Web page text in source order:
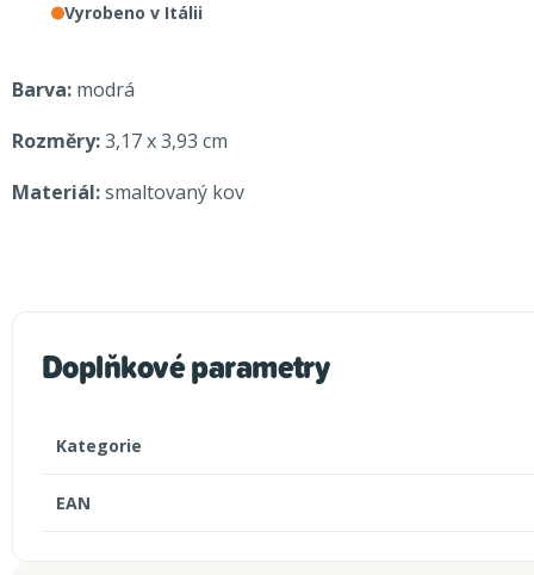
Vyrobeno v Itálii
Barva: modrá
Rozměry:3,17 x 3,93 cm
Materiál:smaltovaný kov
Doplňkové parametry
Kategorie
EAN